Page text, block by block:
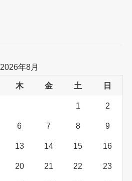
2026年8月
木 金 土 日
1 2
6 7 8 9
13 14 15 16
20 21 22 23